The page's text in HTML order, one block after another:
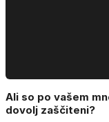
Ali so po vašem
dovolj zaščiteni?